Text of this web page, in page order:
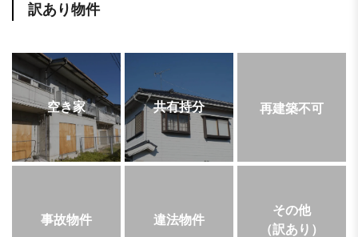
訳あり物件
空き家 共有持分 再建築不可
事故物件 違法物件
その他
（訳あり）